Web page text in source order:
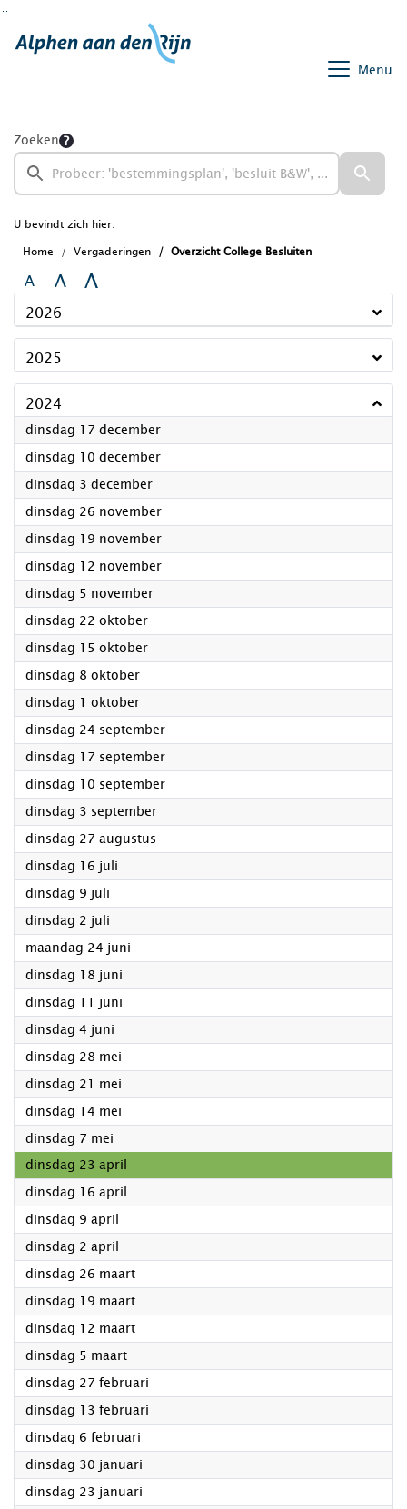
Ga naar de inhoud van deze pagina
Menu
Zoeken
U bevindt zich hier:
Home
Vergaderingen Overzicht College Besluiten
A A A
2026
2025
2024
dinsdag 17 december2024
dinsdag 10 december2024
dinsdag 3 december2024
dinsdag 26 november2024
dinsdag 19 november2024
dinsdag 12 november2024
dinsdag 5 november2024
dinsdag 22 oktober2024
dinsdag 15 oktober2024
dinsdag 8 oktober2024
dinsdag 1 oktober2024
dinsdag 24 september2024
dinsdag 17 september2024
dinsdag 10 september2024
dinsdag 3 september2024
dinsdag 27 augustus
dinsdag 16 juli
dinsdag 9 juli
dinsdag 2 juli
maandag 24 juni
dinsdag 18 juni
dinsdag 11 juni
dinsdag 4 juni
dinsdag 28 mei
dinsdag 21 mei
dinsdag 14 mei
dinsdag 7 mei
dinsdag 23 april
dinsdag 16 april
dinsdag 9 april
dinsdag 2 april
dinsdag 26 maart2024
dinsdag 19 maart2024
dinsdag 12 maart2024
dinsdag 5 maart2024
dinsdag 27 februari
dinsdag 13 februari
dinsdag 6 februari
dinsdag 30 januari
dinsdag 23 januari